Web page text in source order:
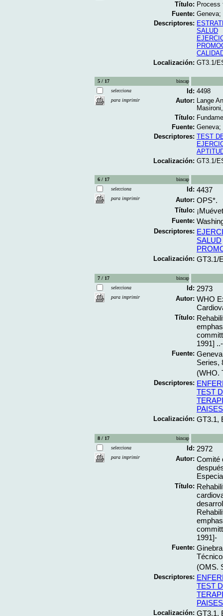
Título: Process
Fuente: Geneva;
Descriptores:
SALUD
Localización: GT3.1/
5 / 17
bincap
selecciona
para imprimir
Id: 4498
Autor: Lange
Título:
Fuente: Geneva;
Descriptores: TEST
Localización: GT3.1/
6 / 17
bincap
selecciona
para imprimir
Id: 4437
Autor: OPS*.
Título:
Fuente:
Descriptores:
SALUD
Localización: GT3.1/
7 / 17
bincap
selecciona
para imprimir
Id: 2973
Autor: WHO
Título:
1991] ..-
Fuente:
Series,
(WHO.
Descriptores:
TEST
Localización: GT3.1,
8 / 17
bincap
selecciona
para imprimir
Id: 2972
Autor: Comité
Título:
1991]-
Fuente:
(OMS.
Descriptores:
TEST
Localización: GT3.1,